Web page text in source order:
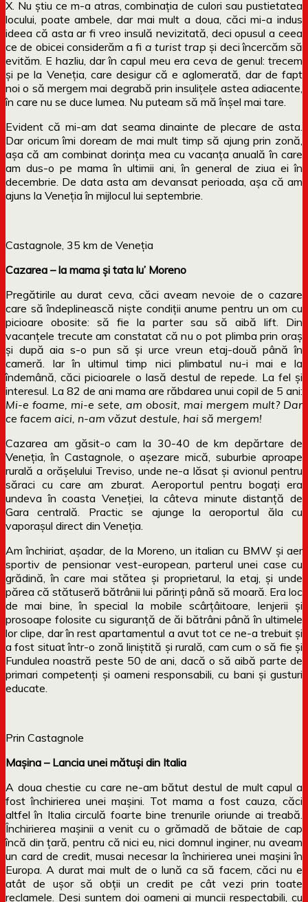
X. Nu știu ce m-a atras, combinația de culori sau pustietatea
locului, poate ambele, dar mai mult a doua, căci mi-a indus
ideea că asta ar fi vreo insulă nevizitată, deci opusul a ceea
ce de obicei considerăm a fi a turist trap și deci încercăm să
evităm. E hazliu, dar în capul meu era ceva de genul: trecem
și pe la Veneția, care desigur că e aglomerată, dar de fapt
noi o să mergem mai degrabă prin insulițele astea adiacente,
în care nu se duce lumea. Nu puteam să mă înșel mai tare.
Evident că mi-am dat seama dinainte de plecare de asta.
Dar oricum îmi doream de mai mult timp să ajung prin zonă,
așa că am combinat dorința mea cu vacanța anuală în care
am dus-o pe mama în ultimii ani, în general de ziua ei în
decembrie. De data asta am devansat perioada, așa că am
ajuns la Veneția în mijlocul lui septembrie.
Castagnole, 35 km de Veneția
Cazarea – la mama și tata lu’ Moreno
Pregătirile au durat ceva, căci aveam nevoie de o cazare
care să îndeplinească niște condiții anume pentru un om cu
picioare obosite: să fie la parter sau să aibă lift. Din
vacanțele trecute am constatat că nu o pot plimba prin oraș
și după aia s-o pun să și urce vreun etaj-două până în
cameră. Iar în ultimul timp nici plimbatul nu-i mai e la
îndemână, căci picioarele o lasă destul de repede. La fel și
interesul. La 82 de ani mama are răbdarea unui copil de 5 ani:
Mi-e foame, mi-e sete, am obosit, mai mergem mult? Dar
ce facem aici, n-am văzut destule, hai să mergem!
Cazarea am găsit-o cam la 30-40 de km depărtare de
Veneția, în Castagnole, o așezare mică, suburbie aproape
rurală a orășelului Treviso, unde ne-a lăsat și avionul pentru
săraci cu care am zburat. Aeroportul pentru bogați era
undeva în coasta Veneției, la câteva minute distanță de
Gara centrală. Practic se ajunge la aeroportul ăla cu
vaporașul direct din Veneția.
Am închiriat, așadar, de la Moreno, un italian cu BMW și aer
sportiv de pensionar vest-european, parterul unei case cu
grădină, în care mai stătea și proprietarul, la etaj, și unde
părea că stătuseră bătrânii lui părinți până să moară. Era loc
de mai bine, în special la mobile scârțâitoare, lenjerii și
prosoape folosite cu siguranță de ăi bătrâni până în ultimele
lor clipe, dar în rest apartamentul a avut tot ce ne-a trebuit și
a fost situat într-o zonă liniștită și rurală, cam cum o să fie și
Fundulea noastră peste 50 de ani, dacă o să aibă parte de
primari competenți și oameni responsabili, cu bani și gusturi
educate.
Prin Castagnole
Mașina – Lancia unei mătuși din Italia
A doua chestie cu care ne-am bătut destul de mult capul a
fost închirierea unei mașini. Tot mama a fost cauza, căci
altfel în Italia circulă foarte bine trenurile oriunde ai treabă.
Închirierea mașinii a venit cu o grămadă de bătaie de cap
încă din țară, pentru că nici eu, nici domnul inginer, nu aveam
un card de credit, musai necesar la închirierea unei mașini în
Europa. A durat mai mult de o lună ca să facem, căci nu e
atât de ușor să obții un credit pe cât vezi prin toate
reclamele. Deși suntem doi oameni ai muncii respectabili, cu